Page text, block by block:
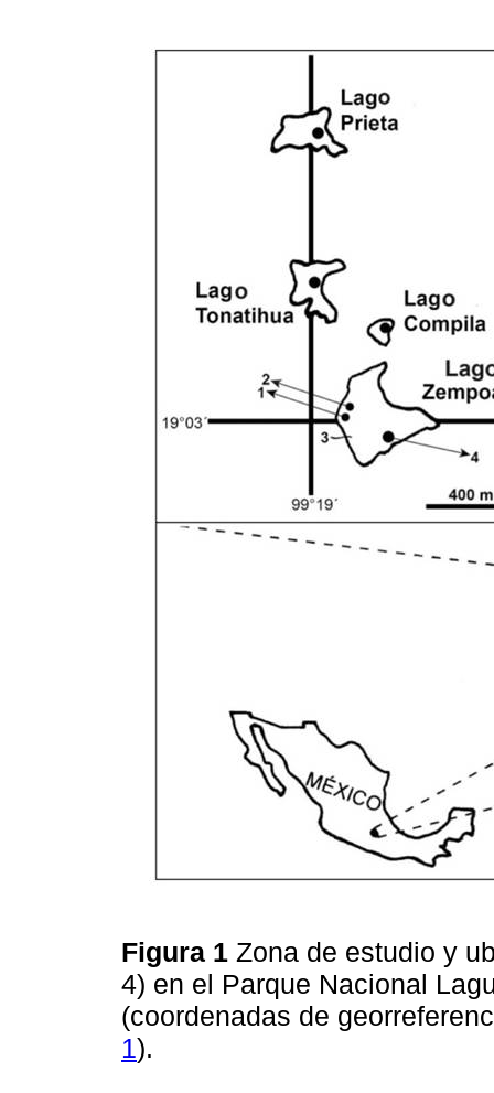
Figura 1 Zona de estudio y
4) en el Parque Nacional
(coordenadas de
1).